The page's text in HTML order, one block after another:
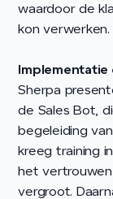
waardoor de
kon verwerken.
Implementatie
Sherpa
de Sales Bot,
begeleiding
kreeg training
het
vergroot.